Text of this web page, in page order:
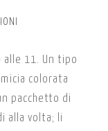
alle 11. Un tipo
colorata
pacchetto di
alla volta; li